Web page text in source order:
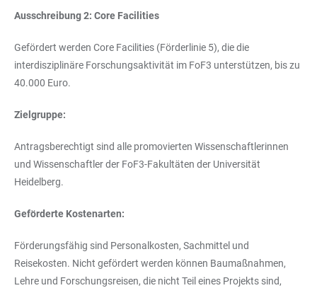
Ausschreibung 2: Core Facilities
Gefördert werden Core Facilities (Förderlinie 5), die die
interdisziplinäre Forschungsaktivität im FoF3 unterstützen, bis zu
40.000 Euro.
Zielgruppe:
Antragsberechtigt sind alle promovierten Wissenschaftlerinnen
und Wissenschaftler der FoF3-Fakultäten der Universität
Heidelberg.
Geförderte Kostenarten:
Förderungsfähig sind Personalkosten, Sachmittel und
Reisekosten. Nicht gefördert werden können Baumaßnahmen,
Lehre und Forschungsreisen, die nicht Teil eines Projekts sind,